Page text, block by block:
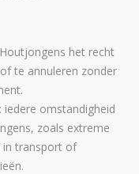
het recht
te annuleren zonder
omstandigheid
zoals extreme
in transport of